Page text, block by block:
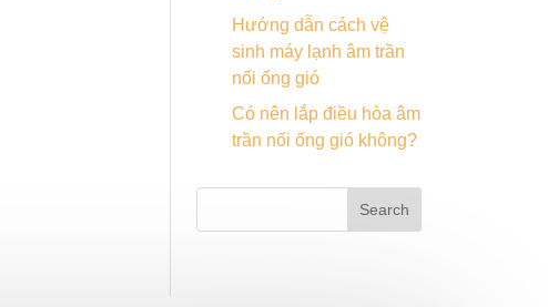
Hướng dẫn cách vệ
sinh máy lạnh âm trần
nối ống gió
Có nên lắp điều hòa âm
trần nối ống gió không?